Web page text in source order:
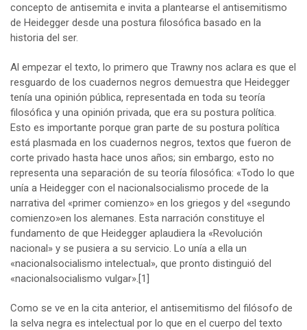
concepto de antisemita e invita a plantearse el antisemitismo
de Heidegger desde una postura filosófica basado en la
historia del ser.
Al empezar el texto, lo primero que Trawny nos aclara es que el
resguardo de los cuadernos negros demuestra que Heidegger
tenía una opinión pública, representada en toda su teoría
filosófica y una opinión privada, que era su postura política.
Esto es importante porque gran parte de su postura política
está plasmada en los cuadernos negros, textos que fueron de
corte privado hasta hace unos años; sin embargo, esto no
representa una separación de su teoría filosófica: «Todo lo que
unía a Heidegger con el nacionalsocialismo procede de la
narrativa del «primer comienzo» en los griegos y del «segundo
comienzo»en los alemanes. Esta narración constituye el
fundamento de que Heidegger aplaudiera la «Revolución
nacional» y se pusiera a su servicio. Lo unía a ella un
«nacionalsocialismo intelectual», que pronto distinguió del
«nacionalsocialismo vulgar».[1]
Como se ve en la cita anterior, el antisemitismo del filósofo de
la selva negra es intelectual por lo que en el cuerpo del texto